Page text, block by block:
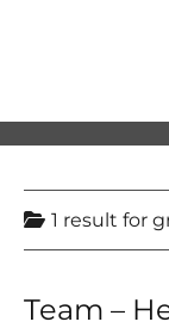
1 result for
Team –